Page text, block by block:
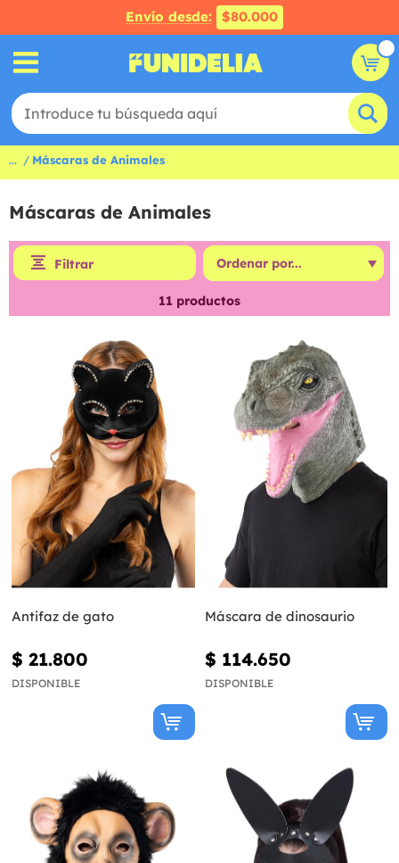
Envío desde: $80.000
... Máscaras de Animales
Máscaras de Animales
Filtrar
11 productos
Antifaz de gato
$ 21.800
DISPONIBLE
Máscara de dinosaurio
$ 114.650
DISPONIBLE